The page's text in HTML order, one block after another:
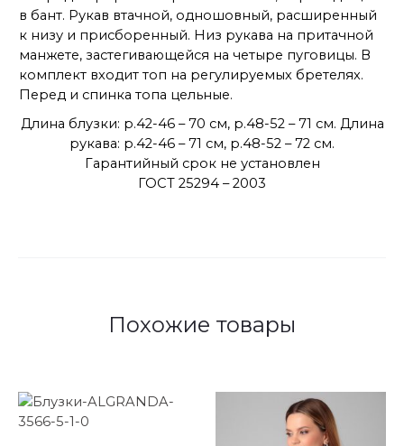
в бант. Рукав втачной, одношовный, расширенный
к низу и присборенный. Низ рукава на притачной
манжете, застегивающейся на четыре пуговицы. В
комплект входит топ на регулируемых бретелях.
Перед и спинка топа цельные.
Длина блузки: р.42-46 – 70 см, р.48-52 – 71 см. Длина
рукава: р.42-46 – 71 см, р.48-52 – 72 см.
Гарантийный срок не установлен
ГОСТ 25294 – 2003
Похожие товары